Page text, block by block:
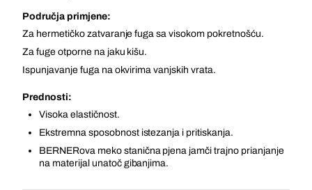
Područja primjene:
Za hermetičko zatvaranje fuga sa visokom pokretnošću.
Za fuge otporne na jaku kišu.
Ispunjavanje fuga na okvirima vanjskih vrata.
Prednosti:
Visoka elastičnost.
Ekstremna sposobnost istezanja i pritiskanja.
BERNERova meko stanična pjena jamči trajno prianjanje
na materijal unatoč gibanjima.